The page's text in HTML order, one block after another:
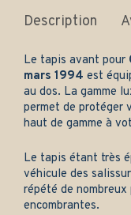
Description
Le tapis avant pour
mars 1994 est
au dos. La gamme
permet de protéger
haut de gamme à
Le tapis étant très
véhicule des
répété de nombreux
encombrantes.